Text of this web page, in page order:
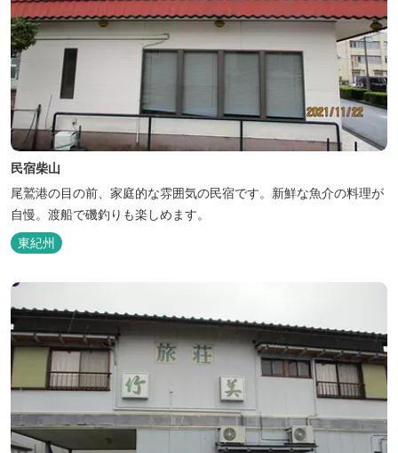
民宿柴山
尾鷲港の目の前、家庭的な雰囲気の民宿です。新鮮な魚介の料理が
自慢。渡船で磯釣りも楽しめます。
東紀州